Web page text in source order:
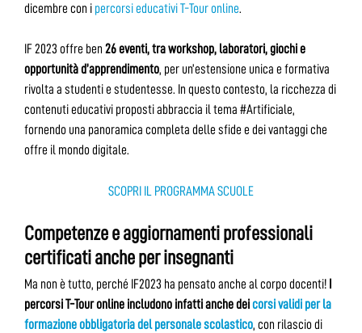
dicembre con i percorsi educativi T-Tour online.
IF 2023 offre ben 26 eventi, tra workshop, laboratori, giochi e
opportunità d’apprendimento, per un’estensione unica e formativa
rivolta a studenti e studentesse. In questo contesto, la ricchezza di
contenuti educativi proposti abbraccia il tema #Artificiale,
fornendo una panoramica completa delle sfide e dei vantaggi che
offre il mondo digitale.
SCOPRI IL PROGRAMMA SCUOLE
Competenze e aggiornamenti professionali
certificati anche per insegnanti
Ma non è tutto, perché IF2023 ha pensato anche al corpo docenti!
percorsi T-Tour online includono infatti anche deicorsi validi per la
formazione obbligatoria del personale scolastico, con rilascio di